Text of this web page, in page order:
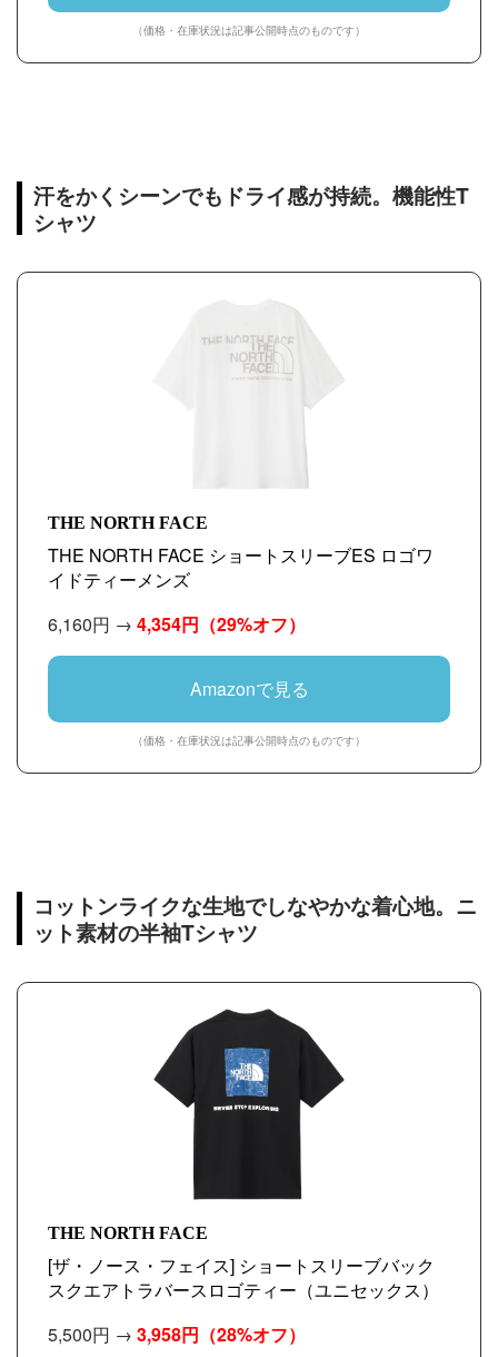
（価格・在庫状況は記事公開時点のものです）
汗をかくシーンでもドライ感が持続。機能性T
シャツ
THE NORTH FACE
THE NORTH FACE ショートスリーブES ロゴワ
イドティーメンズ
6,160円 → 4,354円 （29%オフ）
Amazonで見る
（価格・在庫状況は記事公開時点のものです）
コットンライクな生地でしなやかな着心地。ニ
ット素材の半袖Tシャツ
THE NORTH FACE
[ザ・ノース・フェイス] ショートスリーブバック
スクエアトラバースロゴティー（ユニセックス）
5,500円 → 3,958円 （28%オフ）